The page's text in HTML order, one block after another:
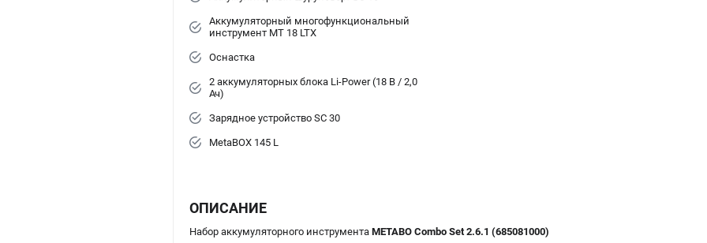
Аккумуляторный многофункциональный
инструмент MT 18 LTX
Оснастка
2 аккумуляторных блока Li-Power (18 В / 2,0
Ач)
Зарядное устройство SC 30
MetaBOX 145 L
ОПИСАНИЕ
Набор аккумуляторного инструмента METABO Combo Set 2.6.1 (685081000)